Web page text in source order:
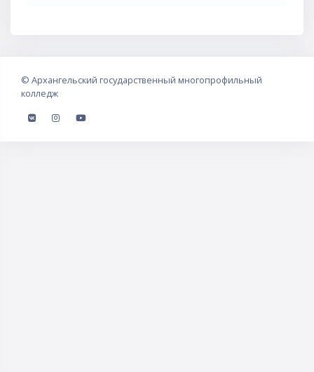
© Архангельский государственный многопрофильный
колледж